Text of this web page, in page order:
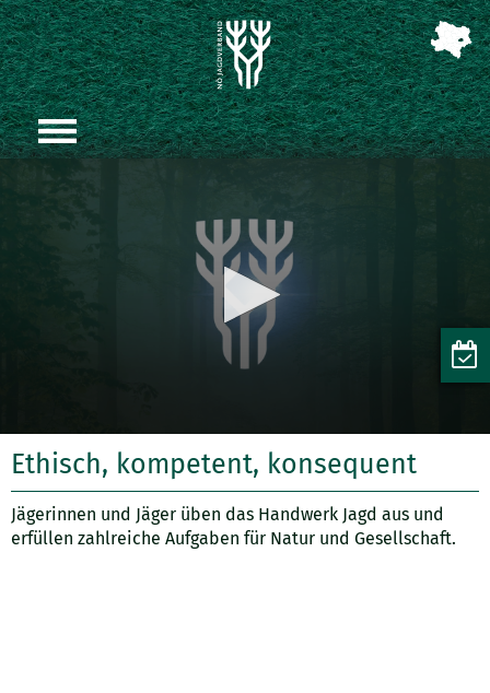
Ethisch, kompetent, konsequent
Jägerinnen und Jäger üben das Handwerk Jagd aus und
erfüllen zahlreiche Aufgaben für Natur und Gesellschaft.